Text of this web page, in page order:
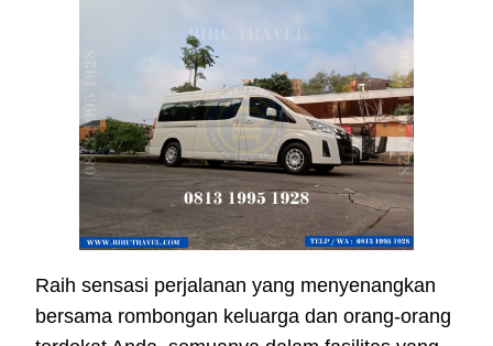
Raih sensasi perjalanan yang menyenangkan
bersama rombongan keluarga dan orang-orang